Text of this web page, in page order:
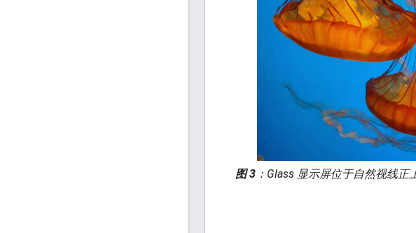
图 3 ：Glass 显示屏位于自然视线